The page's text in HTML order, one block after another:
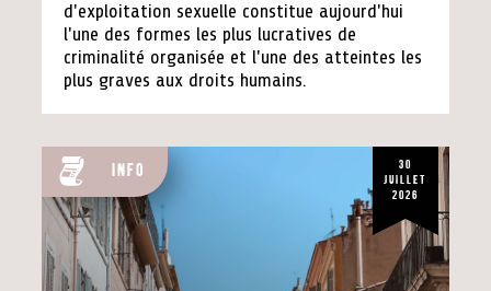
d'exploitation sexuelle constitue aujourd'hui
l'une des formes les plus lucratives de
criminalité organisée et l'une des atteintes les
plus graves aux droits humains.
Info
30
juillet
2026